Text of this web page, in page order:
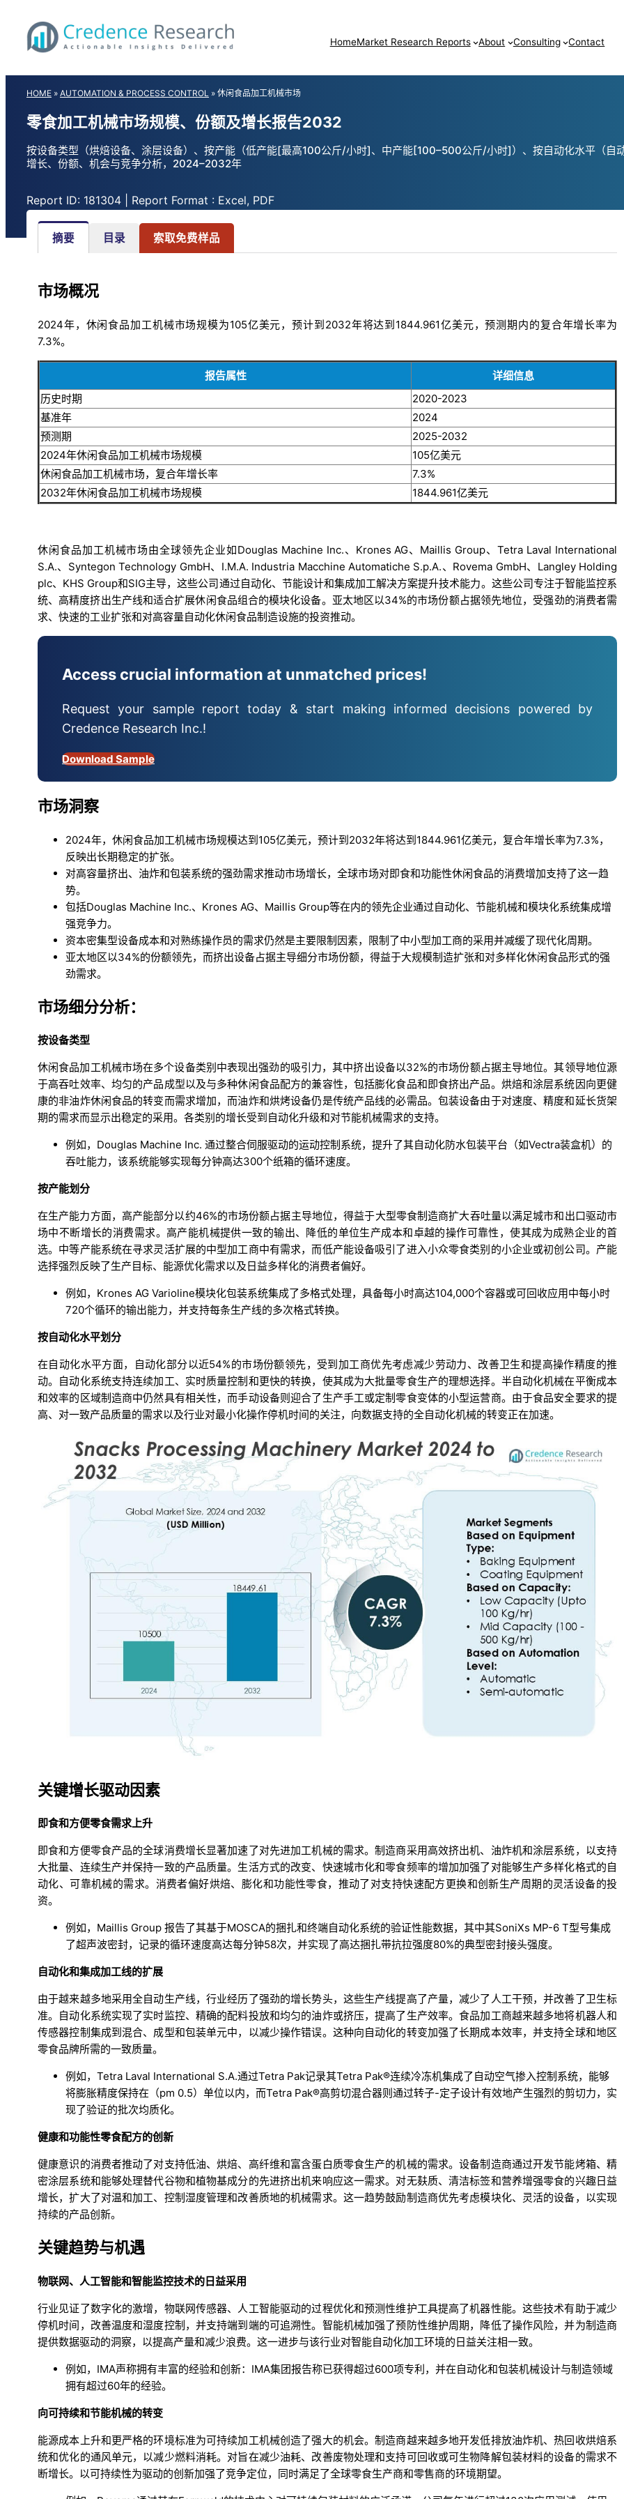
content
HomeMarket Research Reports About Consulting Contact
HOME » AUTOMATION & PROCESS CONTROL » 休闲食品加工机械市场
零食加工机械市场规模、份额及增长报告2032
按设备类型（烘焙设备、涂层设备）、按产能（低产能[最高100公斤/小时]、中产能[100–500公斤/小时]）、按自动化水平（
增长、份额、机会与竞争分析，2024–2032年
Report ID: 181304 | Report Format : Excel, PDF
摘要 目录 索取免费样品
市场概况
2024年，休闲食品加工机械市场规模为105亿美元，预计到2032年将达到1844.961亿美元，预测期内的复合年增长率为
7.3%。
报告属性
详细信息
历史时期
2020-2023
基准年
2024
预测期
2025-2032
2024年休闲食品加工机械市场规模
105亿美元
休闲食品加工机械市场，复合年增长率
7.3%
2032年休闲食品加工机械市场规模
1844.961亿美元
休闲食品加工机械市场由全球领先企业如Douglas Machine Inc.、Krones AG、Maillis Group、Tetra Laval International
S.A.、Syntegon Technology GmbH、I.M.A. Industria Macchine Automatiche S.p.A.、Rovema GmbH、Langley Holding
plc、KHS Group和SIG主导，这些公司通过自动化、节能设计和集成加工解决方案提升技术能力。这些公司专注于智能监控系
统、高精度挤出生产线和适合扩展休闲食品组合的模块化设备。亚太地区以34%的市场份额占据领先地位，受强劲的消费者需
求、快速的工业扩张和对高容量自动化休闲食品制造设施的投资推动。
Access crucial information at unmatched prices!
Request your sample report today & start making informed decisions powered by
Credence Research Inc.!
Download Sample
市场洞察
2024年，休闲食品加工机械市场规模达到105亿美元，预计到2032年将达到1844.961亿美元，复合年增长率为7.3%，
反映出长期稳定的扩张。
对高容量挤出、油炸和包装系统的强劲需求推动市场增长，全球市场对即食和功能性休闲食品的消费增加支持了这一趋
势。
包括Douglas Machine Inc.、Krones AG、Maillis Group等在内的领先企业通过自动化、节能机械和模块化系统集成增
强竞争力。
资本密集型设备成本和对熟练操作员的需求仍然是主要限制因素，限制了中小型加工商的采用并减缓了现代化周期。
亚太地区以34%的份额领先，而挤出设备占据主导细分市场份额，得益于大规模制造扩张和对多样化休闲食品形式的强
劲需求。
市场细分分析：
按设备类型
休闲食品加工机械市场在多个设备类别中表现出强劲的吸引力，其中挤出设备以32%的市场份额占据主导地位。其领导地位源
于高吞吐效率、均匀的产品成型以及与多种休闲食品配方的兼容性，包括膨化食品和即食挤出产品。烘焙和涂层系统因向更健
康的非油炸休闲食品的转变而需求增加，而油炸和烘烤设备仍是传统产品线的必需品。包装设备由于对速度、精度和延长货架
期的需求而显示出稳定的采用。各类别的增长受到自动化升级和对节能机械需求的支持。
例如，Douglas Machine Inc. 通过整合伺服驱动的运动控制系统，提升了其自动化防水包装平台（如Vectra装盒机）的
吞吐能力，该系统能够实现每分钟高达300个纸箱的循环速度。
按产能划分
在生产能力方面，高产能部分以约46%的市场份额占据主导地位，得益于大型零食制造商扩大吞吐量以满足城市和出口驱动市
场中不断增长的消费需求。高产能机械提供一致的输出、降低的单位生产成本和卓越的操作可靠性，使其成为成熟企业的首
选。中等产能系统在寻求灵活扩展的中型加工商中有需求，而低产能设备吸引了进入小众零食类别的小企业或初创公司。产能
选择强烈反映了生产目标、能源优化需求以及日益多样化的消费者偏好。
例如，Krones AG Varioline模块化包装系统集成了多格式处理，具备每小时高达104,000个容器或可回收应用中每小时
720个循环的输出能力，并支持每条生产线的多次格式转换。
按自动化水平划分
在自动化水平方面，自动化部分以近54%的市场份额领先，受到加工商优先考虑减少劳动力、改善卫生和提高操作精度的推
动。自动化系统支持连续加工、实时质量控制和更快的转换，使其成为大批量零食生产的理想选择。半自动化机械在平衡成本
和效率的区域制造商中仍然具有相关性，而手动设备则迎合了生产手工或定制零食变体的小型运营商。由于食品安全要求的提
高、对一致产品质量的需求以及行业对最小化操作停机时间的关注，向数据支持的全自动化机械的转变正在加速。
关键增长驱动因素
即食和方便零食需求上升
即食和方便零食产品的全球消费增长显著加速了对先进加工机械的需求。制造商采用高效挤出机、油炸机和涂层系统，以支持
大批量、连续生产并保持一致的产品质量。生活方式的改变、快速城市化和零食频率的增加加强了对能够生产多样化格式的自
动化、可靠机械的需求。消费者偏好烘焙、膨化和功能性零食，推动了对支持快速配方更换和创新生产周期的灵活设备的投
资。
例如，Maillis Group 报告了其基于MOSCA的捆扎和终端自动化系统的验证性能数据，其中其SoniXs MP-6 T型号集成
了超声波密封，记录的循环速度高达每分钟58次，并实现了高达捆扎带抗拉强度80%的典型密封接头强度。
自动化和集成加工线的扩展
由于越来越多地采用全自动生产线，行业经历了强劲的增长势头，这些生产线提高了产量，减少了人工干预，并改善了卫生标
准。自动化系统实现了实时监控、精确的配料投放和均匀的油炸或挤压，提高了生产效率。食品加工商越来越多地将机器人和
传感器控制集成到混合、成型和包装单元中，以减少操作错误。这种向自动化的转变加强了长期成本效率，并支持全球和地区
零食品牌所需的一致质量。
例如，Tetra Laval International S.A.通过Tetra Pak记录其Tetra Pak®连续冷冻机集成了自动空气掺入控制系统，能够
将膨胀精度保持在（pm 0.5）单位以内，而Tetra Pak®高剪切混合器则通过转子-定子设计有效地产生强烈的剪切力，实
现了验证的批次均质化。
健康和功能性零食配方的创新
健康意识的消费者推动了对支持低油、烘焙、高纤维和富含蛋白质零食生产的机械的需求。设备制造商通过开发节能烤箱、精
密涂层系统和能够处理替代谷物和植物基成分的先进挤出机来响应这一需求。对无麸质、清洁标签和营养增强零食的兴趣日益
增长，扩大了对温和加工、控制湿度管理和改善质地的机械需求。这一趋势鼓励制造商优先考虑模块化、灵活的设备，以实现
持续的产品创新。
关键趋势与机遇
物联网、人工智能和智能监控技术的日益采用
行业见证了数字化的激增，物联网传感器、人工智能驱动的过程优化和预测性维护工具提高了机器性能。这些技术有助于减少
停机时间，改善温度和湿度控制，并支持端到端的可追溯性。智能机械加强了预防性维护周期，降低了操作风险，并为制造商
提供数据驱动的洞察，以提高产量和减少浪费。这一进步与该行业对智能自动化加工环境的日益关注相一致。
例如，IMA声称拥有丰富的经验和创新：IMA集团报告称已获得超过600项专利，并在自动化和包装机械设计与制造领域
拥有超过60年的经验。
向可持续和节能机械的转变
能源成本上升和更严格的环境标准为可持续加工机械创造了强大的机会。制造商越来越多地开发低排放油炸机、热回收烘焙系
统和优化的通风单元，以减少燃料消耗。对旨在减少油耗、改善废物处理和支持可回收或可生物降解包装材料的设备的需求不
断增长。以可持续性为驱动的创新加强了竞争定位，同时满足了全球零食生产商和零售商的环境期望。